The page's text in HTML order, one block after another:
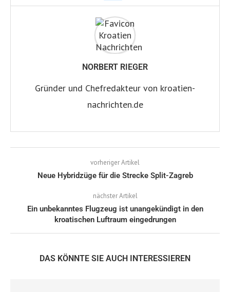
NORBERT RIEGER
Gründer und Chefredakteur von kroatien-
nachrichten.de
vorheriger Artikel
Neue Hybridzüge für die Strecke Split-Zagreb
nächster Artikel
Ein unbekanntes Flugzeug ist unangekündigt in den
kroatischen Luftraum eingedrungen
DAS KÖNNTE SIE AUCH INTERESSIEREN